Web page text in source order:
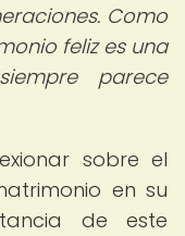
Como
feliz es una
parece
sobre el
en su
de este